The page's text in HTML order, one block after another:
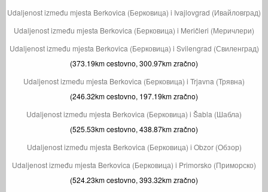
Udaljenost između mjesta Berkovica (Берковица) i Ivajlovgrad (Ивайловград)
Udaljenost između mjesta Berkovica (Берковица) i Meričleri (Меричлери)
Udaljenost između mjesta Berkovica (Берковица) i Svilengrad (Свиленград)
(373.19km cestovno, 300.97km zračno)
Udaljenost između mjesta Berkovica (Берковица) i Trjavna (Трявна)
(246.32km cestovno, 197.19km zračno)
Udaljenost između mjesta Berkovica (Берковица) i Šabla (Шабла)
(525.53km cestovno, 438.87km zračno)
Udaljenost između mjesta Berkovica (Берковица) i Obzor (Обзор)
Udaljenost između mjesta Berkovica (Берковица) i Primorsko (Приморско)
(524.23km cestovno, 393.32km zračno)